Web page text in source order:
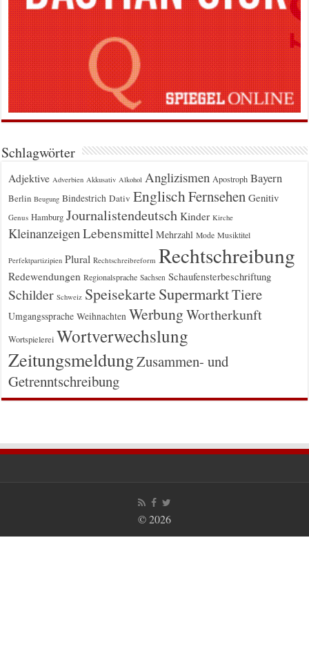
Schlagwörter
Adjektive Adverbien Akkusativ Alkohol Anglizismen Apostroph Bayern
Berlin Beugung Bindestrich Dativ EnglischFernsehen Genitiv
Genus Hamburg Journalistendeutsch Kinder Kirche
Kleinanzeigen Lebensmittel Mehrzahl Mode Musiktitel
Perfektpartizipien Plural Rechtschreibreform Rechtschreibung
Redewendungen Regionalsprache Sachsen Schaufensterbeschriftung
Schilder Schweiz Speisekarte SupermarktTiere
Umgangssprache Weihnachten WerbungWortherkunft
Wortspielerei Wortverwechslung
ZeitungsmeldungZusammen- und
Getrenntschreibung
© 2026